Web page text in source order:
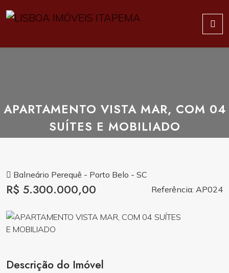
APARTAMENTO VISTA MAR, COM 04
SUÍTES E MOBILIADO
Balneário Perequê - Porto Belo - SC
R$ 5.300.000,00 Referência: AP024
Descrição do Imóvel